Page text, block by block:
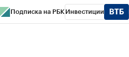
Подписка на РБК Инвестиции